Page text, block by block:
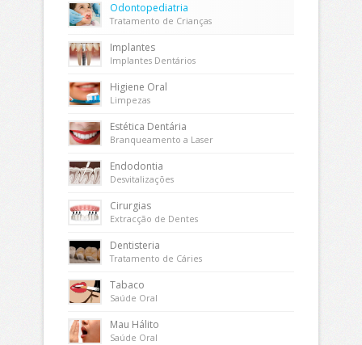
Odontopediatria
Tratamento de Crianças
Implantes
Implantes Dentários
Higiene Oral
Limpezas
Estética Dentária
Branqueamento a Laser
Endodontia
Desvitalizações
Cirurgias
Extracção de Dentes
Dentisteria
Tratamento de Cáries
Tabaco
Saúde Oral
Mau Hálito
Saúde Oral